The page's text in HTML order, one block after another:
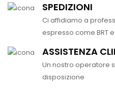
SPEDIZIONI
Ci affidiamo a
espresso come BRT e
ASSISTENZA
Un nostro operatore
disposizione